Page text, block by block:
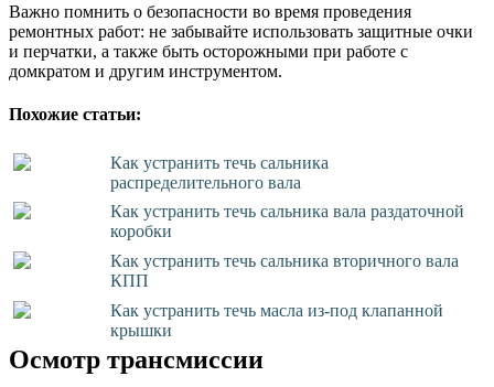
Важно помнить о безопасности во время проведения
ремонтных работ: не забывайте использовать защитные очки
и перчатки, а также быть осторожными при работе с
домкратом и другим инструментом.
Похожие статьи:
Как устранить течь сальника
распределительного вала
Как устранить течь сальника вала раздаточной
коробки
Как устранить течь сальника вторичного вала
КПП
Как устранить течь масла из-под клапанной
крышки
Осмотр трансмиссии